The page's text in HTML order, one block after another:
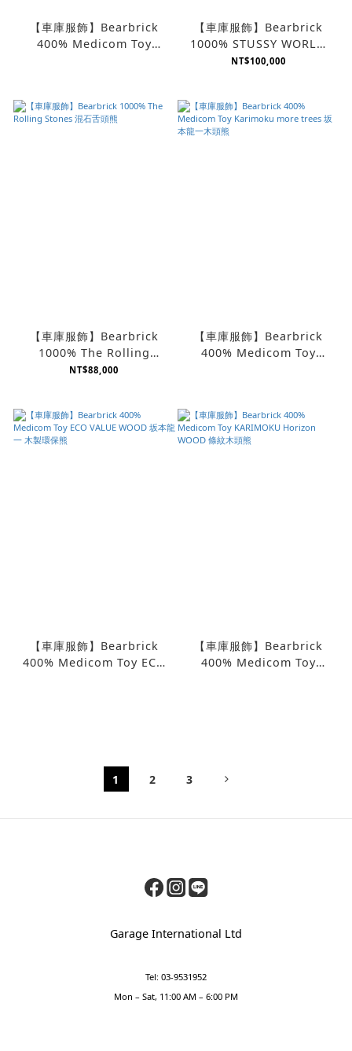
【車庫服飾】Bearbrick
400% Medicom Toy
【車庫服飾】Bearbrick
1000% STUSSY WORLD
TOUR BLACK & WHITE 黑
NT$100,000
【車庫服飾】Bearbrick
1000% The Rolling
Stones 混石舌頭熊
NT$88,000
【車庫服飾】Bearbrick
400% Medicom Toy
【車庫服飾】Bearbrick
400% Medicom Toy ECO
【車庫服飾】Bearbrick
400% Medicom Toy
1 2 3
Garage International Ltd
Tel: 03-9531952
Mon – Sat, 11:00 AM – 6:00 PM